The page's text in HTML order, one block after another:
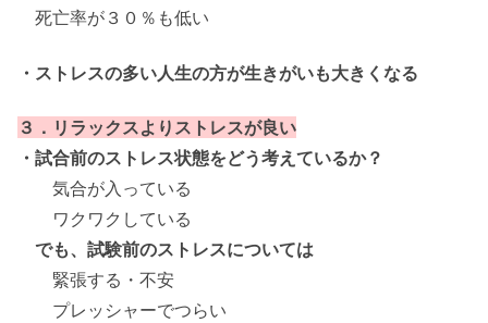
死亡率が３０％も低い
・ストレスの多い人生の方が生きがいも大きくなる
３．リラックスよりストレスが良い
・試合前のストレス状態をどう考えているか？
気合が入っている
ワクワクしている
でも、試験前のストレスについては
緊張する・不安
プレッシャーでつらい